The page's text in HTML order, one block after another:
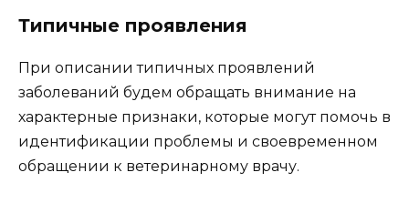
Типичные проявления
При описании типичных проявлений
заболеваний будем обращать внимание на
характерные признаки, которые могут помочь в
идентификации проблемы и своевременном
обращении к ветеринарному врачу.